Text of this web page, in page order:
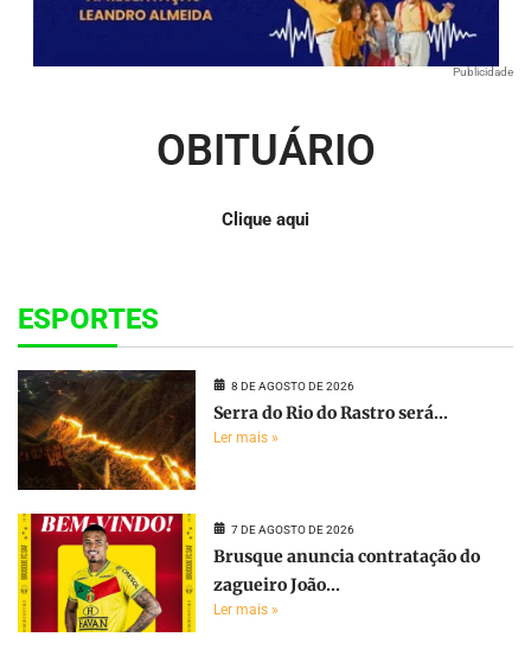
Publicidade
OBITUÁRIO
Clique aqui
ESPORTES
8 DE AGOSTO DE 2026
Serra do Rio do Rastro será...
Ler mais »
7 DE AGOSTO DE 2026
Brusque anuncia contratação do
zagueiro João...
Ler mais »